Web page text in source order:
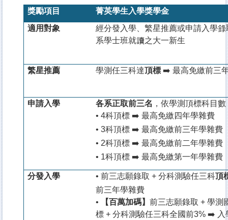
獎勵項目
菁英學生入學獎學金
適用對象
經分發入學、繁星推薦或申請入學
系學士班就讀之大一新生
繁星推薦 學測任三科達頂標 ➡️ 最高免繳前三
申請入學 各系正取前三名 ，依學測頂標科目數
• 4科頂標 ➡️ 最高免繳四年學雜費
• 3科頂標 ➡️ 最高免繳前三年學雜費
• 2科頂標 ➡️ 最高免繳前二年學雜費
• 1科頂標 ➡️ 最高免繳第一年學雜費
分發入學 • 前三志願錄取 + 分科測驗任三科頂
前三年學雜費
•
【百萬加碼】 前三志願錄取 + 學測
標 + 分科測驗任三科全國前3% ➡️